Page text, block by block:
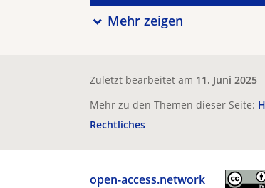
Mehr zeigen
Zuletzt bearbeitet am 11. Juni 2025
Mehr zu den Themen dieser Seite:
Rechtliches
open-access.network